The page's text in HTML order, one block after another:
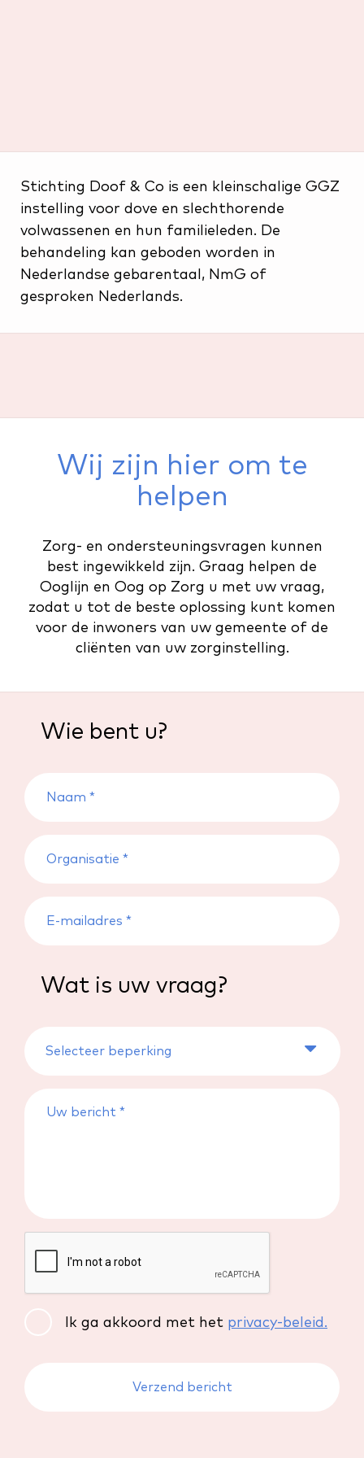
Stichting Doof & Co is een kleinschalige GGZ
instelling voor dove en slechthorende
volwassenen en hun familieleden. De
behandeling kan geboden worden in
Nederlandse gebarentaal, NmG of
gesproken Nederlands.
Wij zijn hier om te
helpen
Zorg- en ondersteuningsvragen kunnen
best ingewikkeld zijn. Graag helpen de
Ooglijn en Oog op Zorg u met uw vraag,
zodat u tot de beste oplossing kunt komen
voor de inwoners van uw gemeente of de
cliënten van uw zorginstelling.
Wie bent u?
Wat is uw vraag?
Ik ga akkoord met het privacy-beleid.